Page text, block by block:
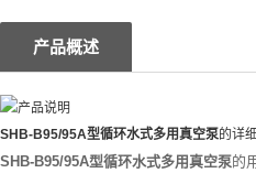
产品概述
SHB-B95/95A型循环水式多用真空泵的详
SHB-B95/95A型循环水式多用真空泵的